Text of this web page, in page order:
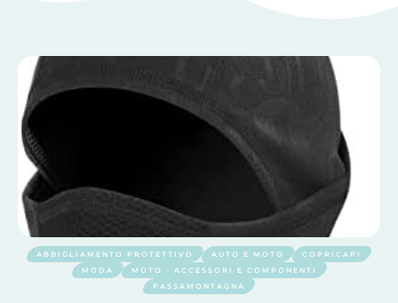
ABBIGLIAMENTO PROTETTIVO AUTO E MOTO
COPRICAPI
MODA
MOTO - ACCESSORI E COMPONENTI
PASSAMONTAGNA